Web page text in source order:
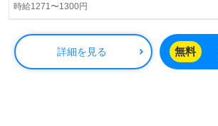
時給1271〜1300円
詳細を見る 無料